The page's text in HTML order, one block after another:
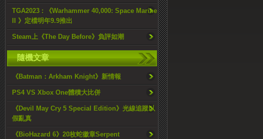
TGA2023 : 《Warhammer 40,000: Space Marine
II 》定檔明年9.9推出
Steam上《The Day Before》負評如潮
隨機文章
《Batman：Arkham Knight》新情報
PS4 VS Xbox One體積大比併
《Devil May Cry 5 Special Edition》光線追蹤以
假亂真
《BioHazard 6》20枚蛇徽章Serpent